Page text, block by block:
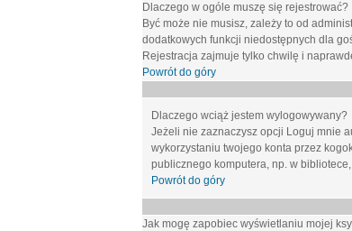
Dlaczego w ogóle muszę się rejestrować?
Być może nie musisz, zależy to od
dodatkowych funkcji niedostępnych dla
Rejestracja zajmuje tylko chwilę i
Powrót do góry
Dlaczego wciąż jestem wylogowywany?
Jeżeli nie zaznaczysz opcji Loguj mnie
wykorzystaniu twojego konta przez
publicznego komputera, np. w
Powrót do góry
Jak mogę zapobiec wyświetlaniu mojej